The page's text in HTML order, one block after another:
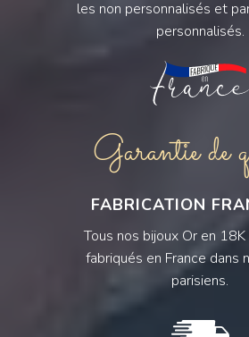
les non personnalisés et
personnalisés.
Garantie de
FABRICATION
Tous nos bijoux Or en
fabriqués en France dans
parisiens.